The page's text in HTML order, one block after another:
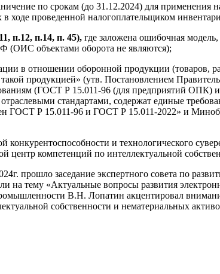
по срокам (до 31.12.2024) для применения
проведенной налогоплательщиком
п.12, п.14, п. 45), где заложена ошибочная
(ОИС объектами оборота не являются);
в отношении оборонной продукции (товаров,
продукцией» (утв. Постановлением
(ГОСТ Р 15.011-96 (для предприятий
стандартами, содержат единые
ГОСТ Р 15.011-96 и ГОСТ Р 15.011-2022» и
конкурентоспособности и технологического
центр компетенций по интеллектуальной
прошло заседание экспертного совета по
тему «Актуальные вопросы развития
В.Н. Лопатин акцентировал
собственности и нематериальных